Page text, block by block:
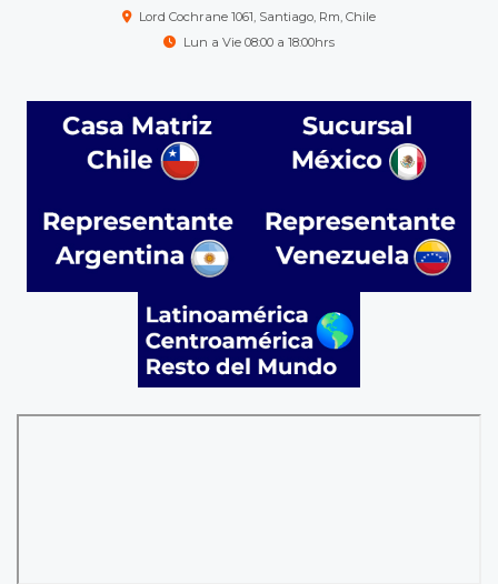
Lord Cochrane 1061, Santiago, Rm, Chile
Lun a Vie 08:00 a 18:00hrs